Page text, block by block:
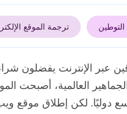
التوطين ترجمة الموقع
المتسوقين عبر الإنترنت
العالمية، أصبحت
دوليًا. لكن إطلاق موقع